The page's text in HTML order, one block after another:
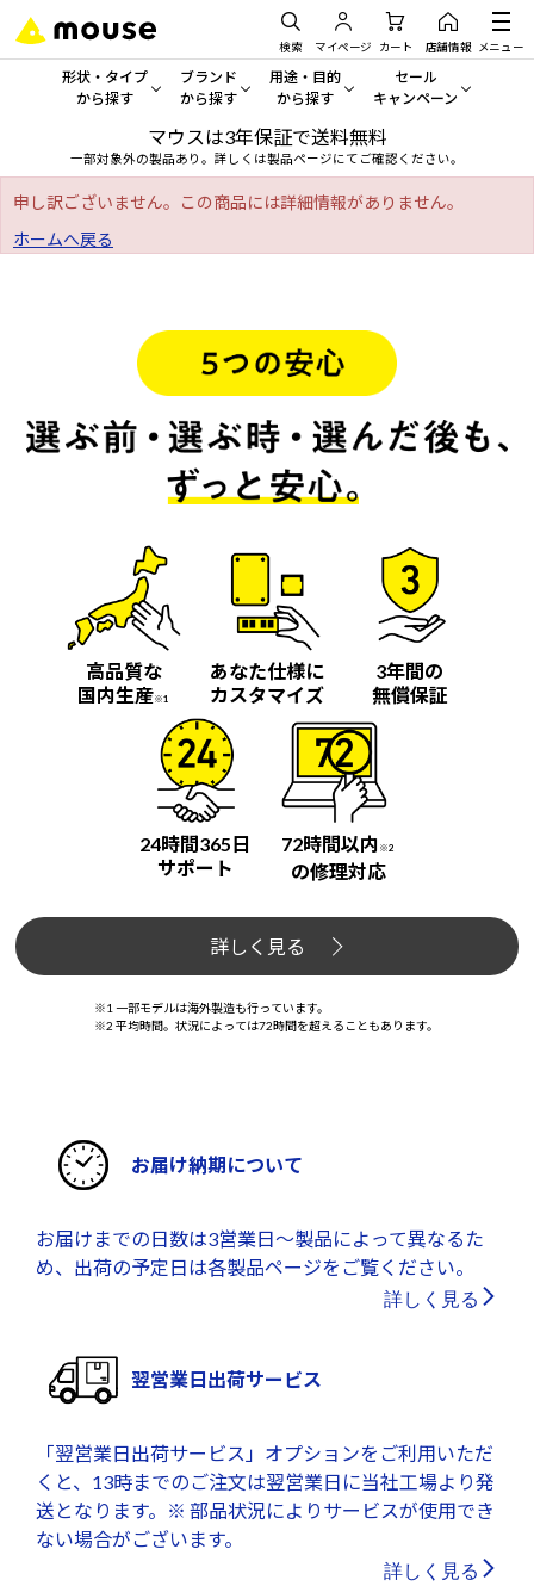
検索 マイページ カート 店舗情報 メニュー
形状・タイプ
から探す
形状・タイプから探す をすべてみる
デスクトップPC
ノートPC
ワークステーション
Windows 11|
ブランド
から探す
mouse
G TUNE
NEXTGEAR
MousePro
iiyama
Windows 11| Copilot+ PC
用途・目的
から探す
一般向けパソコン
ゲーミングPC・ゲーム向けパソコン
クリエイティブ向け
学習向けパソコン
スペック/パーツ別
AIおすすめパソコン
Copilot+ PC
セール
キャンペーン
セール・キャンペー
期間限定セール
おすすめ目玉パソコン
今イチオシのパソコンをピ
Windows 11| Copilot+ PC
マウスは3年保証で送料無料
一部対象外の製品あり。詳しくは製品ページにてご確認ください。
申し訳ございません。この商品には詳細情報がありません。
ホームへ戻る
高品質な
国内生産※1
あなた仕様に
カスタマイズ
3年間の
無償保証
24時間365日
サポート
72時間以内 ※2
の修理対応
詳しく見る
※1 一部モデルは海外製造も行っています。
※2 平均時間。状況によっては72時間を超えることもあります。
お届け納期について
お届けまでの日数は3営業日～製品によって異なるた
め、出荷の予定日は各製品ページをご覧ください。
詳しく見る
翌営業日出荷サービス
「翌営業日出荷サービス」オプションをご利用いただ
くと、13時までのご注文は翌営業日に当社工場より発
送となります。※ 部品状況によりサービスが使用でき
ない場合がございます。
詳しく見る